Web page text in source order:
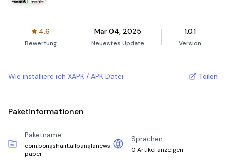
4.6
Bewertung
Mar 04, 2025
Neuestes Update
1.0.1
Version
Wie installiere ich XAPK / APK Datei Teilen
Paketinformationen
Paketname
com.bongshaiit.allbanglanews
paper
Sprachen
0 Artikel anzeigen